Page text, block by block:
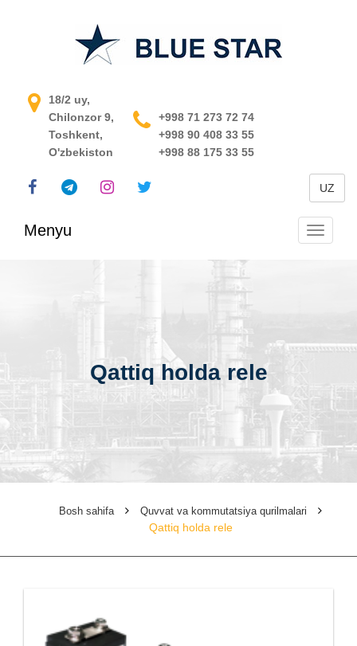
O'zbekistondagi jarayonni
boshqarish tizimi
18/2 uy,
Chilonzor 9,
Toshkent,
O'zbekiston
+998 71 273 72 74
+998 90 408 33 55
+998 88 175 33 55
UZ
Menyu
Qattiq holda rele
Bosh sahifa Quvvat va kommutatsiya qurilmalari
Qattiq holda rele